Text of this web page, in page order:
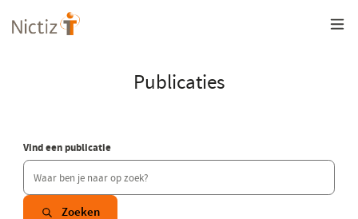
Overslaan
en
Publicaties
Vind een publicatie
Zoeken